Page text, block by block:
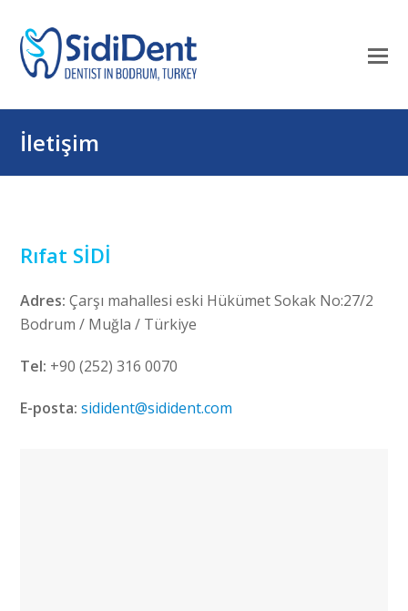
İletişim
Rıfat SİDİ
Adres: Çarşı mahallesi eski Hükümet Sokak No:27/2
Bodrum / Muğla / Türkiye
Tel: +90 (252) 316 0070
E-posta: sidident@sidident.com